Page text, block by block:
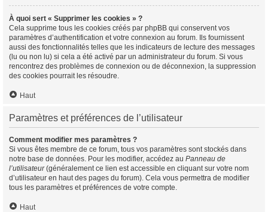
À quoi sert « Supprimer les cookies » ?
Cela supprime tous les cookies créés par phpBB qui conservent vos
paramètres d’authentification et votre connexion au forum. Ils fournissent
aussi des fonctionnalités telles que les indicateurs de lecture des messages
(lu ou non lu) si cela a été activé par un administrateur du forum. Si vous
rencontrez des problèmes de connexion ou de déconnexion, la suppression
des cookies pourrait les résoudre.
Haut
Paramètres et préférences de l’utilisateur
Comment modifier mes paramètres ?
Si vous êtes membre de ce forum, tous vos paramètres sont stockés dans
notre base de données. Pour les modifier, accédez au Panneau de
l’utilisateur(généralement ce lien est accessible en cliquant sur votre nom
d’utilisateur en haut des pages du forum). Cela vous permettra de modifier
tous les paramètres et préférences de votre compte.
Haut